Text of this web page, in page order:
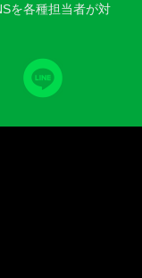
を各種担当者が対